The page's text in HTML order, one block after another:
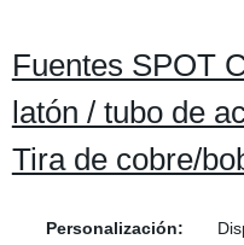
Fuentes SPOT
latón / tubo de
Tira de cobre/
Personalización: